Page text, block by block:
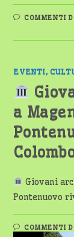
COMMENTI
EVENTI,
a
Giovani
Pontenuovo
COMMENTI